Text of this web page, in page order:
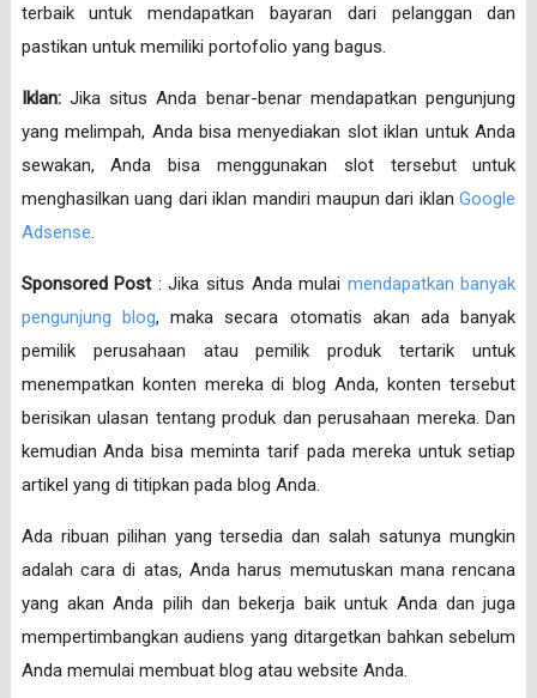
terbaik untuk mendapatkan bayaran dari pelanggan dan
pastikan untuk memiliki portofolio yang bagus.
Iklan:Jika situs Anda benar-benar mendapatkan pengunjung
yang melimpah, Anda bisa menyediakan slot iklan untuk Anda
sewakan, Anda bisa menggunakan slot tersebut untuk
menghasilkan uang dari iklan mandiri maupun dari iklanGoogle
Adsense.
Sponsored Post: Jika situs Anda mulai mendapatkan banyak
pengunjung blog, maka secara otomatis akan ada banyak
pemilik perusahaan atau pemilik produk tertarik untuk
menempatkan konten mereka di blog Anda, konten tersebut
berisikan ulasan tentang produk dan perusahaan mereka. Dan
kemudian Anda bisa meminta tarif pada mereka untuk setiap
artikel yang di titipkan pada blog Anda.
Ada ribuan pilihan yang tersedia dan salah satunya mungkin
adalah cara di atas, Anda harus memutuskan mana rencana
yang akan Anda pilih dan bekerja baik untuk Anda dan juga
mempertimbangkan audiens yang ditargetkan bahkan sebelum
Anda memulai membuat blog atau website Anda.